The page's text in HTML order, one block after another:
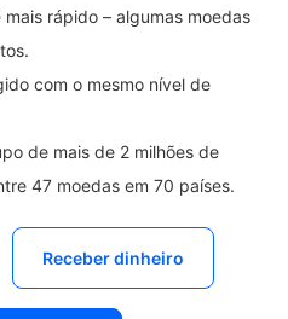
rápido – algumas moedas
com o mesmo nível de
de mais de 2 milhões de
47 moedas em 70 países.
Receber dinheiro